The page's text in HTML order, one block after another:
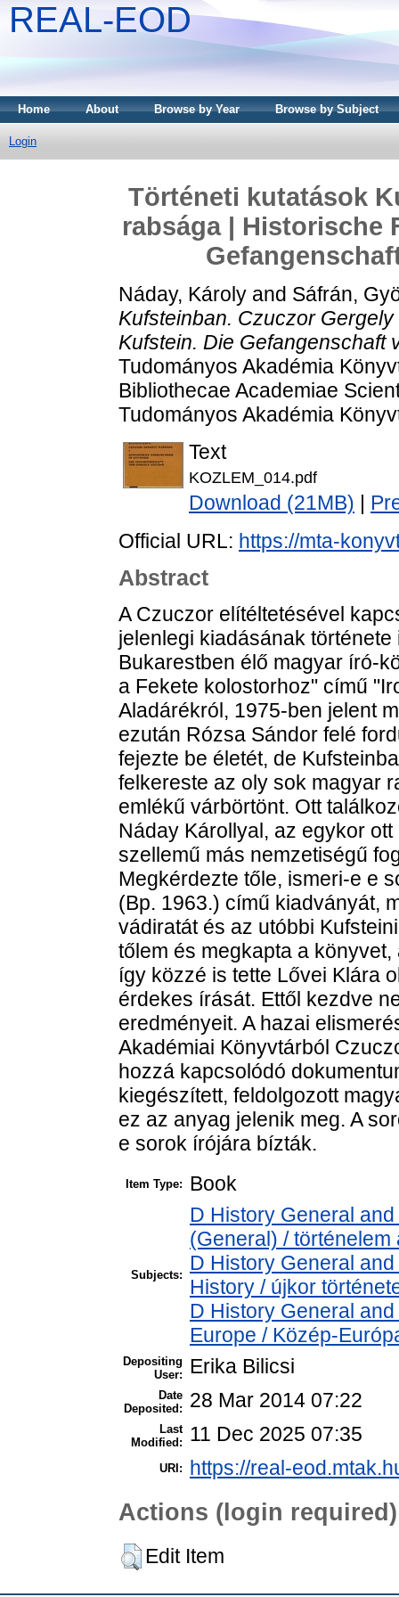
REAL-EOD
Home About Browse by Year Browse by Subject
Login
Történeti kutatások
rabsága | Historische
Náday, Károly and Sáfrán,
Kufsteinban. Czuczor
Kufstein. Die Gefangenschaft
Tudományos Akadémia
Bibliothecae Academiae
Tudományos Akadémia
Text
KOZLEM_014.pdf
Download (21MB)
Official URL: https://mta-
Abstract
A Czuczor elítéltetésével
jelenlegi kiadásának
Bukarestben élő magyar író-
a Fekete kolostorhoz" című
Aladárékról, 1975-ben jelent
ezután Rózsa Sándor felé
fejezte be életét, de
felkereste az oly sok magyar
emlékű várbörtönt. Ott
Náday Károllyal, az egykor
szellemű más nemzetiségű
Megkérdezte tőle, ismeri-e e
(Bp. 1963.) című kiadványát,
vádiratát és az utóbbi
tőlem és megkapta a
így közzé is tette Lővei Klára
érdekes írását. Ettől kezdve
eredményeit. A hazai
Akadémiai Könyvtárból
hozzá kapcsolódó
kiegészített, feldolgozott
ez az anyag jelenik meg. A
e sorok írójára bízták.
Item Type: Book
Subjects:
D History General
(General) / történelem
D History General
History / újkor
D History General
Europe / Közép-
Depositing
User:
Erika Bilicsi
Date
Deposited:
28 Mar 2014 07:22
Last
Modified:
11 Dec 2025 07:35
URI: https://real-
Actions (login required)
Edit Item